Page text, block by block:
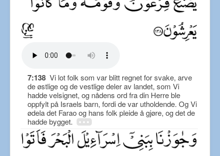
7:138 Vi lot folk som var blitt regnet for svake, arve
de østlige og de vestlige deler av landet, som Vi
hadde velsignet, og nådens ord fra din Herre ble
oppfylt på Israels barn, fordi de var utholdende. Og Vi
ødela det Farao og hans folk pleide å gjøre, og det de
hadde bygget.